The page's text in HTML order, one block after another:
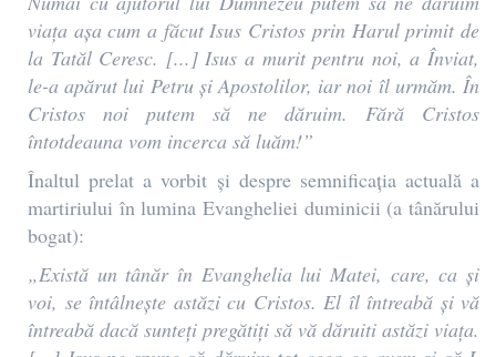
viața așa cum a făcut Isus Cristos prin Harul primit de
la Tatăl Ceresc. [...] Isus a murit pentru noi, a Înviat,
le-a apărut lui Petru și Apostolilor, iar noi îl urmăm. În
Cristos noi putem să ne dăruim. Fără Cristos
întotdeauna vom incerca să luăm!”
Înaltul prelat a vorbit și despre semnificația actuală a
martiriului în lumina Evangheliei duminicii (a tânărului
bogat):
„Există un tânăr în Evanghelia lui Matei, care, ca și
voi, se întâlnește astăzi cu Cristos. El îl întreabă și vă
întreabă dacă sunteți pregătiți să vă dăruiti astăzi viața.